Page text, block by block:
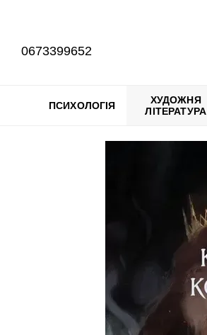
0673399652
ПСИХОЛОГІЯ
ХУДОЖНЯ
ЛІТЕРАТУРА